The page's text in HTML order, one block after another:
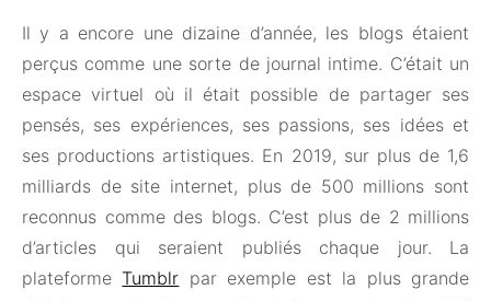
Il y a encore une dizaine d’année, les blogs étaient
perçus comme une sorte de journal intime. C’était un
espace virtuel où il était possible de partager ses
pensés, ses expériences, ses passions, ses idées et
ses productions artistiques. En 2019, sur plus de 1,6
milliards de site internet, plus de 500 millions sont
reconnus comme des blogs. C’est plus de 2 millions
d’articles qui seraient publiés chaque jour. La
plateformeTumblr par exemple est la plus grande